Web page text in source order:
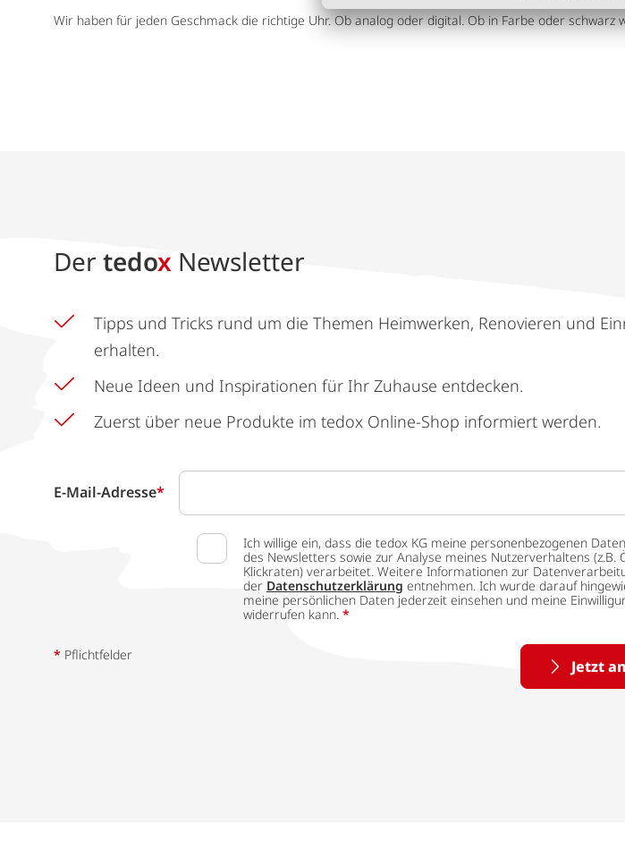
Wir haben für jeden Geschmack die richtige Uhr. Ob analog oder digital. Ob in Farbe oder
Der tedox Newsletter
Tipps und Tricks rund um die Themen Heimwerken, Renovieren und
erhalten.
Neue Ideen und Inspirationen für Ihr Zuhause entdecken.
Zuerst über neue Produkte im tedox Online-Shop informiert werden.
E-Mail-Adresse*
Ich willige ein, dass die tedox KG meine personenbezogenen
des Newsletters sowie zur Analyse meines Nutzerverhaltens (z.B.
Klickraten) verarbeitet. Weitere Informationen zur
der Datenschutzerklärung entnehmen. Ich wurde darauf
meine persönlichen Daten jederzeit einsehen und meine
widerrufen kann. *
Jetzt
* Pflichtfelder